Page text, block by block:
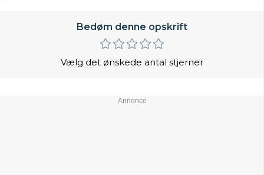
Bedøm denne opskrift
Vælg det ønskede antal stjerner